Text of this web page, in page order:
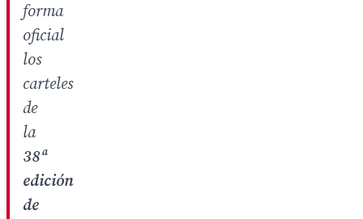
forma
oficial
los
carteles
de
la
38ª
edición
de